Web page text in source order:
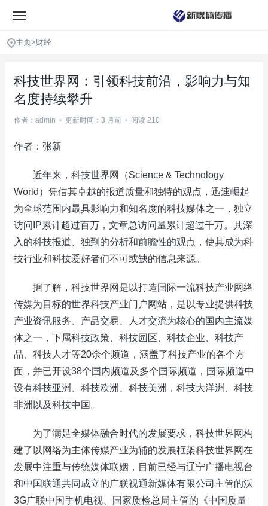
主页>财经
科技世界网：引领科技前沿，影响力与知
名度持续攀升
作者：admin • 更新时间：3 月前 • 阅读 210
作者：张新
近年来，科技世界网（Science & Technology
World）凭借其卓越的报道质量和独特的观点，迅速崛起
为全球范围内最具影响力和知名度的科技媒体之一，独立
访问IP累计超过百万，文章总访问量累计超过千万。其深
入的科技报道、独到的分析和前瞻性的观点，使其成为科
技行业和科技爱好者们不可或缺的信息来源。
据了解，科技世界网是以打造国际一流科技产业网络
传媒为目标的世界科技产业门户网站，是以专业提供科技
产业资讯服务、产品交易、人才交流为核心的国内主流媒
体之一，下属科技政策、科技园区、科技企业、科技产
品、科技人才等20余个频道，涵盖了科技产业的各个方
面，并已开设38个国内频道及多个国际频道，国际频道中
设有科技亚洲、科技欧洲、科技美洲，科技大洋洲、科技
非洲以及科技中国。
为了满足全媒体融合时代的发展要求，科技世界网构
建了以网络为主体传媒产业为辅的发展框架科技世界网在
发展中注重与传统媒体联姻，目前已经与辽宁广播电视台
和中国联通共同成立的广联视通新媒体有限公司主管的沃
3G广联中国手机电视、国家质检总局主管的《中国质量